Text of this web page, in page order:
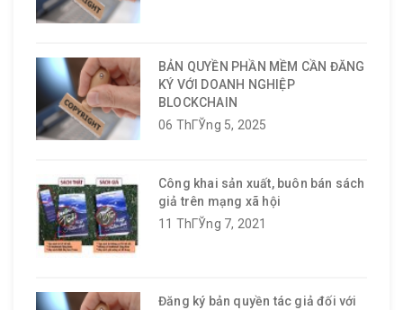
BẢN QUYỀN PHẦN MỀM CẦN ĐĂNG
KÝ VỚI DOANH NGHIỆP
BLOCKCHAIN
06 ThГЎng 5, 2025
Công khai sản xuất, buôn bán sách
giả trên mạng xã hội
11 ThГЎng 7, 2021
Đăng ký bản quyền tác giả đối với